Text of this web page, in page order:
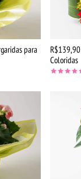
para
R$139,90
Coloridas